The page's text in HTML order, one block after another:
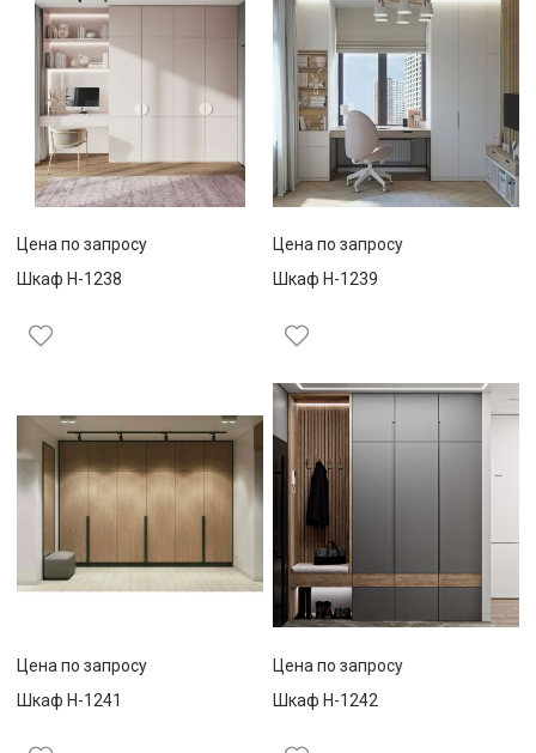
Цена по запросу
Шкаф Н-1238
Цена по запросу
Шкаф Н-1239
Цена по запросу
Шкаф Н-1241
Цена по запросу
Шкаф Н-1242